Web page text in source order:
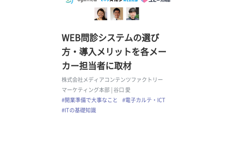
WEB問診システムの選び
方・導入メリットを各メー
カー担当者に取材
株式会社メディアコンテンツファクトリー
マーケティング本部
| 谷口 愛
#開業準備で大事なこと
#電子カルテ・ICT
#ITの基礎知識